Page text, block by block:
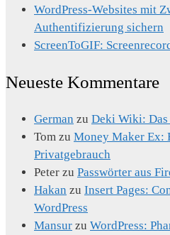
WordPress-Websites mit
Authentifizierung sichern
ScreenToGIF:
Neueste Kommentare
German zu Deki Wiki:
Tom zu Money Maker Ex:
Privatgebrauch
Peter zu Passwörter aus
Hakan zu Insert Pages:
WordPress
Mansur zu WordPress: